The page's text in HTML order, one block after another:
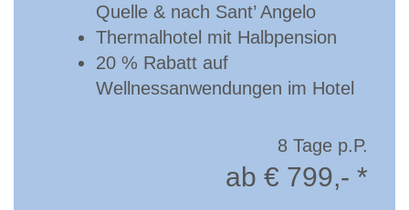
Quelle & nach Sant’ Angelo
Thermalhotel mit Halbpension
20 % Rabatt auf
Wellnessanwendungen im Hotel
8 Tage p.P.
ab € 799,- *